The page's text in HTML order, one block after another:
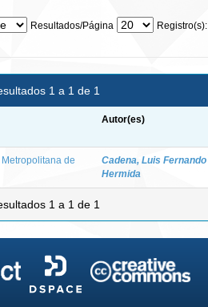
Resultados/Página Registro(s):
1 a 1 de 1
Autor(es)
de
Cadena, Luis Fernando
Hermida
1 a 1 de 1